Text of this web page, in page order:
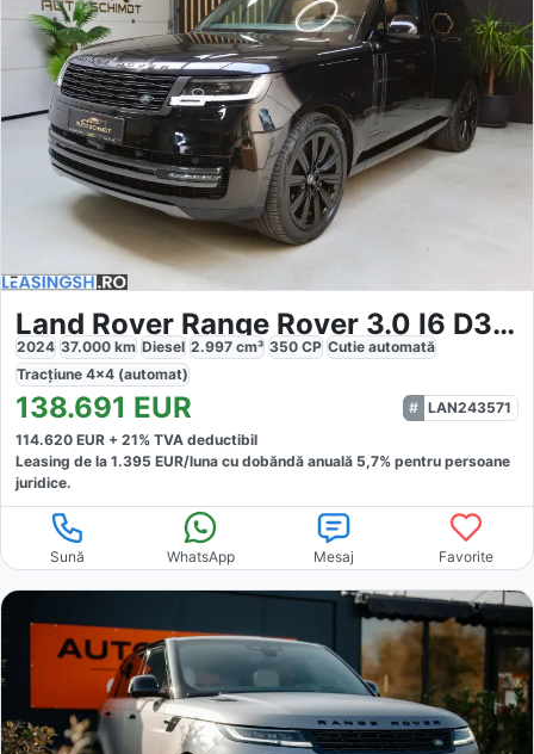
Land Rover Range Rover 3.0 I6 D350 MHEV LWB Autobiography
2024 37.000 km Diesel 2.997 cm³ 350 CP Cutie automată
Tracțiune 4x4 (automat)
138.691 EUR
LAN243571
114.620 EUR + 21% TVA deductibil
Leasing de la 1.395 EUR/luna cu dobăndă anuală 5,7% pentru persoane
juridice.
Sună WhatsApp Mesaj Favorite